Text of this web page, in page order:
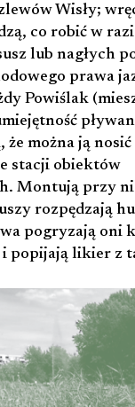
Wisły;
co robić w
lub nagłych
prawa
Powiślak
że można ją
stacji obiektów
Montują przy
rozpędzają
pogryzają oni
i popijają likier z